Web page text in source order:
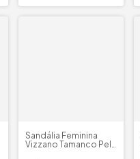
Sandália Feminina
Vizzano Tamanco Pele